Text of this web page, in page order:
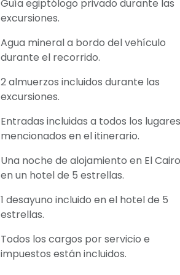
Guía egiptólogo privado durante las
excursiones.
Agua mineral a bordo del vehículo
durante el recorrido.
2 almuerzos incluidos durante las
excursiones.
Entradas incluidas a todos los lugares
mencionados en el itinerario.
Una noche de alojamiento en El Cairo
en un hotel de 5 estrellas.
1 desayuno incluido en el hotel de 5
estrellas.
Todos los cargos por servicio e
impuestos están incluidos.